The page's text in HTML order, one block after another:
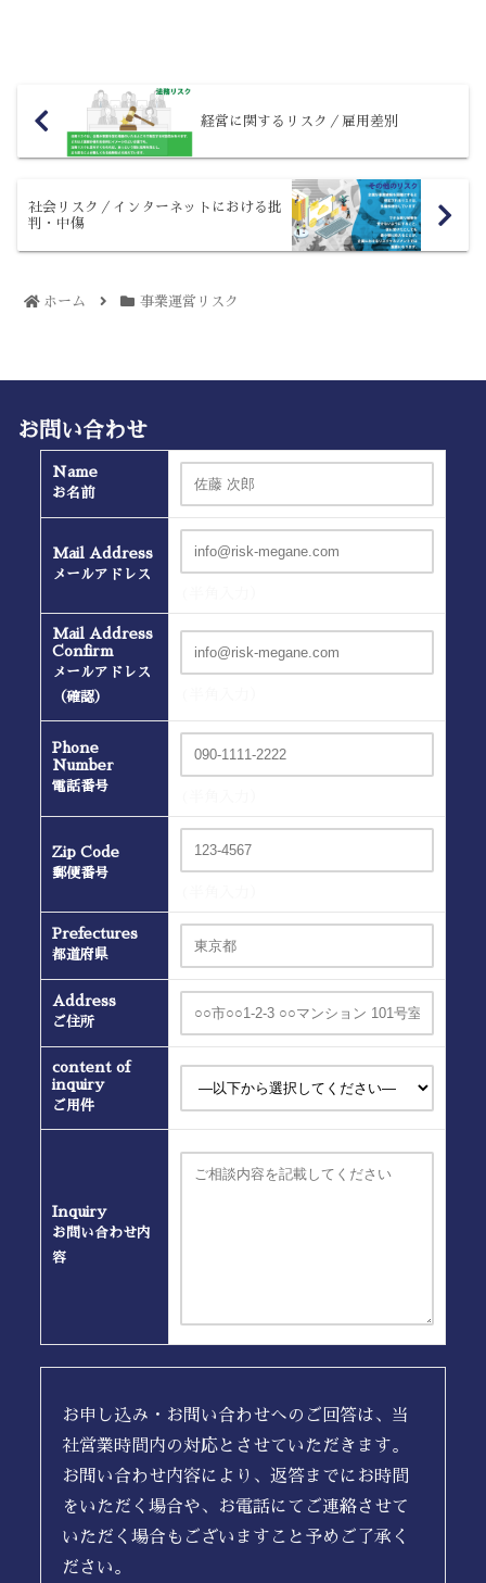
経営に関するリスク／雇用差別
社会リスク／インターネットにおける批
判・中傷
ホーム 事業運営リスク
お問い合わせ
Name
お名前
Mail Address
メールアドレス
Mail Address
Confirm
メールアドレス
（確認）
Phone
Number
電話番号
Zip Code
郵便番号
Prefectures
都道府県
Address
ご住所
content of
inquiry
ご用件
Inquiry
お問い合わせ内
容
お申し込み・お問い合わせへのご回答は、当
社営業時間内の対応とさせていただきます。
お問い合わせ内容により、返答までにお時間
をいただく場合や、お電話にてご連絡させて
いただく場合もございますこと予めご了承く
ださい。